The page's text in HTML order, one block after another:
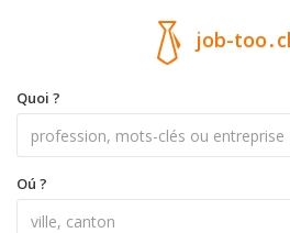
job-too.
Quoi ?
Oú ?